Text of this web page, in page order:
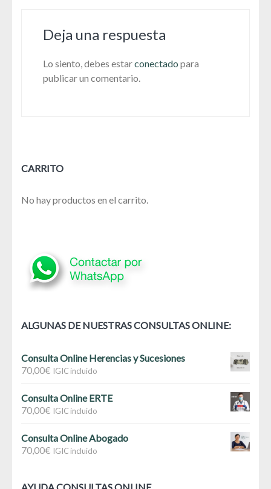
Deja una respuesta
Lo siento, debes estarconectado para
publicar un comentario.
CARRITO
No hay productos en el carrito.
ALGUNAS DE NUESTRAS CONSULTAS ONLINE:
Consulta Online Herencias y Sucesiones
70,00€ IGIC incluido
Consulta Online ERTE
70,00€ IGIC incluido
Consulta Online Abogado
70,00€ IGIC incluido